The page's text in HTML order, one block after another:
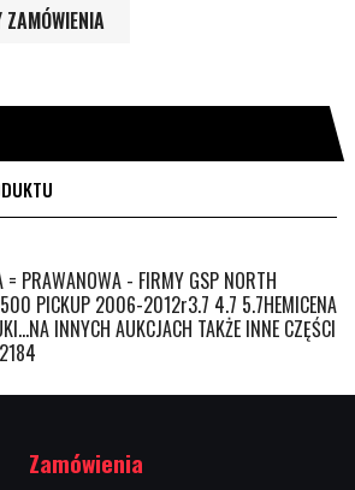
= PRAWANOWA - FIRMY GSP NORTH
PICKUP 2006-2012r3.7 4.7 5.7HEMICENA
INNYCH AUKCJACH TAKŻE INNE CZĘŚCI
Zamówienia